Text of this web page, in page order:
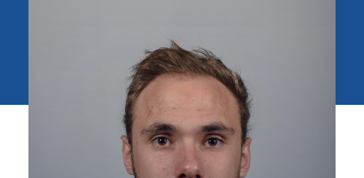
Contactez-nous
Suivez l’Équipe de France des métiers
Shanghai 2026